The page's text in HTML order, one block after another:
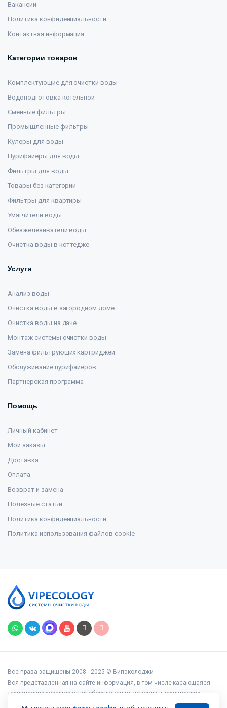
Вакансии
Политика конфиденциальности
Контактная информация
Категории товаров
Комплектующие для очистки воды
Водоподготовка котельной
Сменные фильтры
Промышленные фильтры
Кулеры для воды
Пурифайеры для воды
Фильтры для воды
Товары без категории
Фильтры для квартиры
Умягчители воды
Обезжелезиватели воды
Очистка воды в коттедже
Услуги
Анализ воды
Очистка воды в загородном доме
Очистка воды на даче
Монтаж системы очистки воды
Замена фильтрующих картриджей
Обслуживание пурифайеров
Партнерская программа
Помощь
Личный кабинет
Мои заказы
Доставка
Оплата
Возврат и замена
Полезные статьи
Политика конфиденциальности
Политика использования файлов cookie
Все права защищены 2008 - 2025 © Випэколоджи
Вся представленная на сайте информация, в том числе касающаяся
технических характеристик оборудования, условий и технических
возможностей подключения, наличия на складе, стоимости товаров и